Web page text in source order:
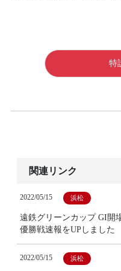
特
関連リンク
2022/05/15 浜松
遠鉄グリーンカップ GI開
優勝戦速報をUPしました
2022/05/15 浜松